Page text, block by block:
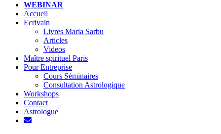
WEBINAR
Accueil
Ecrivain
Livres Maria Sarbu
Articles
Videos
Maître spirituel Paris
Pour Entreprise
Cours Séminaires
Consultation Astrologique
Workshops
Contact
Astrologue